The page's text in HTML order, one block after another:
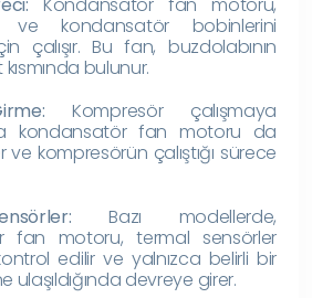
ve kondansatör bobinlerini
çalışır. Bu fan, buzdolabının
bulunur.
Kompresör çalışmaya
kondansatör fan motoru da
kompresörün çalıştığı sürece
Bazı modellerde,
fan motoru, termal sensörler
edilir ve yalnızca belirli bir
ulaşıldığında devreye girer.